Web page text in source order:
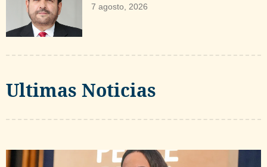
7 agosto, 2026
Ultimas Noticias